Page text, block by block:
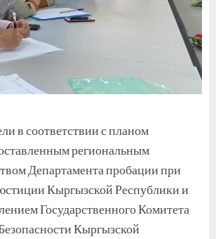
в соответствии с планом
региональным
Департамента пробации при
Кыргызской Республики и
Государственного Комитета
Кыргызской